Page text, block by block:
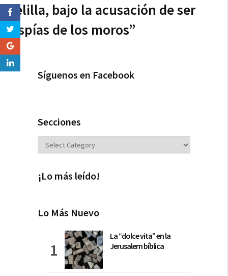
Melilla, bajo la acusación de ser
“espías de los moros”
Síguenos en Facebook
Secciones
Secciones
¡Lo más leído!
Lo Más Nuevo
La “dolce vita” en la
Jerusalem bíblica